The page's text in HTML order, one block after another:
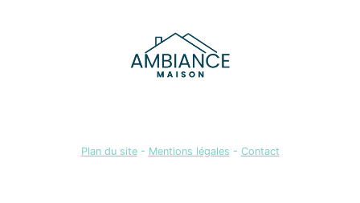
Plan du site- Mentions légales - Contact